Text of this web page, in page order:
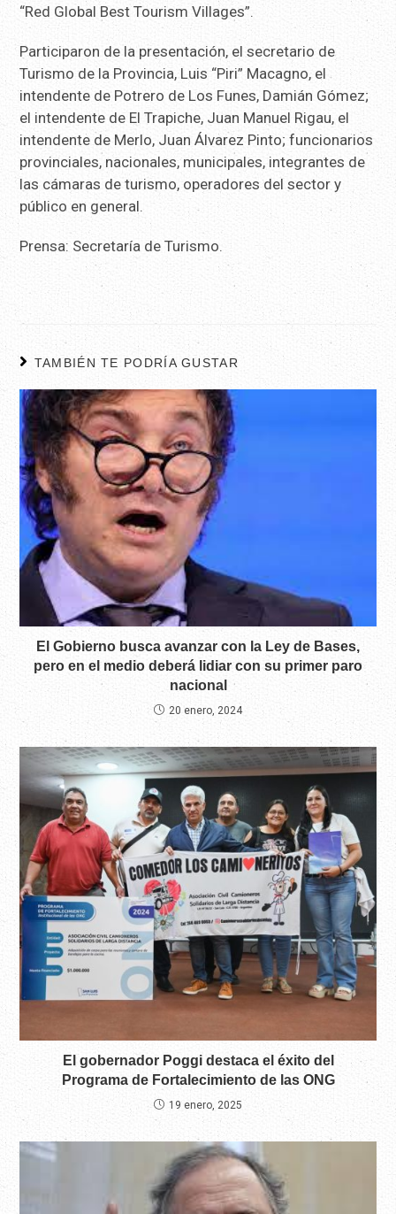
“Red Global Best Tourism Villages”.
Participaron de la presentación, el secretario de
Turismo de la Provincia, Luis “Piri” Macagno, el
intendente de Potrero de Los Funes, Damián Gómez;
el intendente de El Trapiche, Juan Manuel Rigau, el
intendente de Merlo, Juan Álvarez Pinto; funcionarios
provinciales, nacionales, municipales, integrantes de
las cámaras de turismo, operadores del sector y
público en general.
Prensa: Secretaría de Turismo.
TAMBIÉN TE PODRÍA GUSTAR
El Gobierno busca avanzar con la Ley de Bases,
pero en el medio deberá lidiar con su primer paro
nacional
20 enero, 2024
El gobernador Poggi destaca el éxito del
Programa de Fortalecimiento de las ONG
19 enero, 2025